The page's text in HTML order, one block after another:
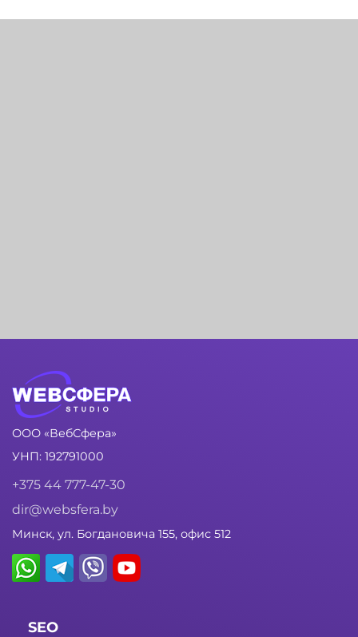
ООО «ВебСфера»
УНП: 192791000
+375 44 777-47-30
dir@websfera.by
Минск, ул. Богдановича 155, офис 512
SEO